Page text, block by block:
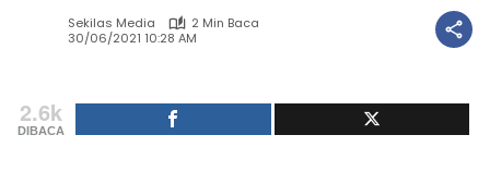
Sekilas Media
2 Min Baca
30/06/2021 10:28 AM
2.6k
DIBACA